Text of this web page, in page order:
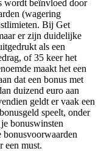
wordt beïnvloed door
(wagering
Bij Get
er zijn duidelijke
als een
of 35 keer het
maakt het een
dat een bonus met
duizend euro aan
geldt er vaak een
speelt, onder
bonuswinsten
bonusvoorwaarden
een must.